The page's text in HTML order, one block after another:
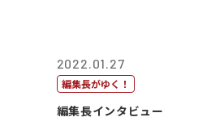
2022.01.27
編集長がゆく！
編集長インタビュー